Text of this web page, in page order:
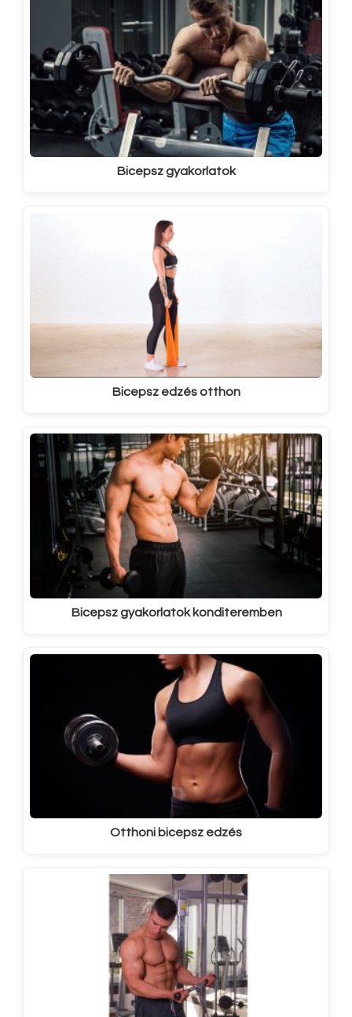
Bicepsz gyakorlatok
Bicepsz edzés otthon
Bicepsz gyakorlatok konditeremben
Otthoni bicepsz edzés